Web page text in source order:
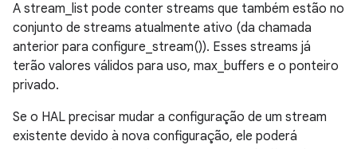
A stream_list pode conter streams que também estão no
conjunto de streams atualmente ativo (da chamada
anterior para configure_stream()). Esses streams já
terão valores válidos para uso, max_buffers e o ponteiro
privado.
Se o HAL precisar mudar a configuração de um stream
existente devido à nova configuração, ele poderá